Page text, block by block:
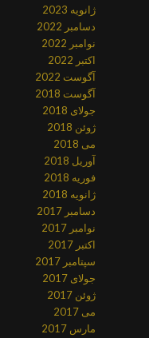
ژانویه 2023
دسامبر 2022
نوامبر 2022
اکتبر 2022
آگوست 2022
آگوست 2018
جولای 2018
ژوئن 2018
می 2018
آوریل 2018
فوریه 2018
ژانویه 2018
دسامبر 2017
نوامبر 2017
اکتبر 2017
سپتامبر 2017
جولای 2017
ژوئن 2017
می 2017
مارس 2017